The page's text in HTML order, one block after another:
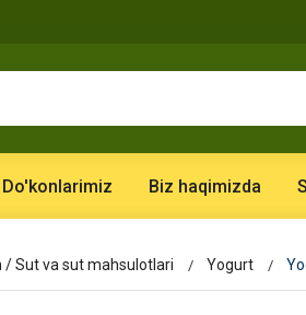
Do'konlarimiz Biz haqimizda
/ Sut va sut mahsulotlari Yogurt